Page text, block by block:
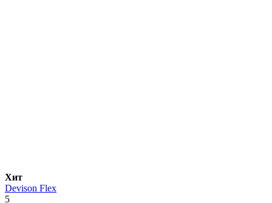
Хит
Devison Flex
5